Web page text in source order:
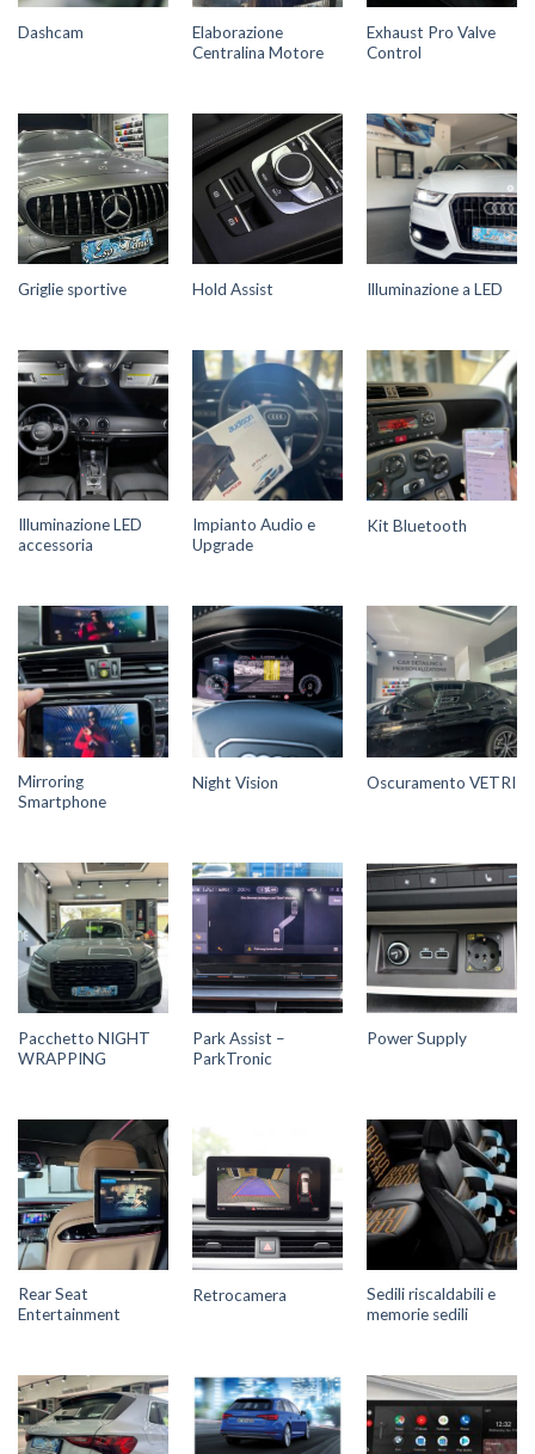
Dashcam
Elaborazione
Centralina Motore
Exhaust Pro Valve
Control
Griglie sportive Hold Assist Illuminazione a LED
Illuminazione LED
accessoria
Impianto Audio e
Upgrade
Kit Bluetooth
Mirroring
Smartphone
Night Vision Oscuramento VETRI
Pacchetto NIGHT
WRAPPING
Park Assist –
ParkTronic
Power Supply
Rear Seat
Entertainment
Retrocamera
Sedili riscaldabili e
memorie sedili